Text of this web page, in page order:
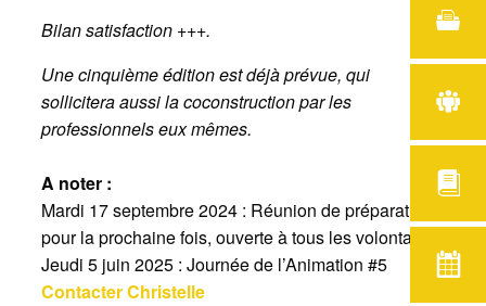
Bilan satisfaction +++.
Une cinquième édition est déjà prévue, qui
sollicitera aussi la coconstruction par les
professionnels eux mêmes.
A noter :
Mardi 17 septembre 2024 : Réunion de préparation
pour la prochaine fois, ouverte à tous les volontaires
Jeudi 5 juin 2025 : Journée de l’Animation #5
Contacter Christelle